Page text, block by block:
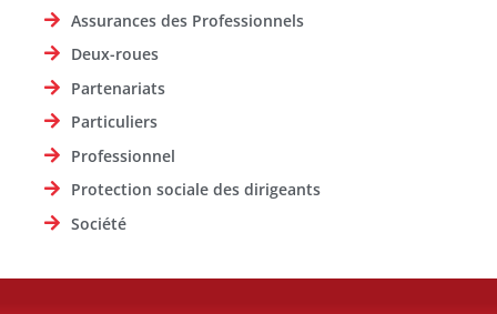
Assurances des Professionnels
Deux-roues
Partenariats
Particuliers
Professionnel
Protection sociale des dirigeants
Société